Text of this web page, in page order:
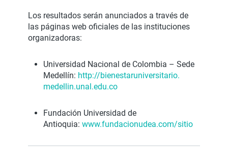
Los resultados serán anunciados a través de
las páginas web oficiales de las instituciones
organizadoras:
Universidad Nacional de Colombia – Sede
Medellín: http://bienestaruniversitario.
medellin.unal.edu.co
Fundación Universidad de
Antioquia: www.fundacionudea.com/sitio